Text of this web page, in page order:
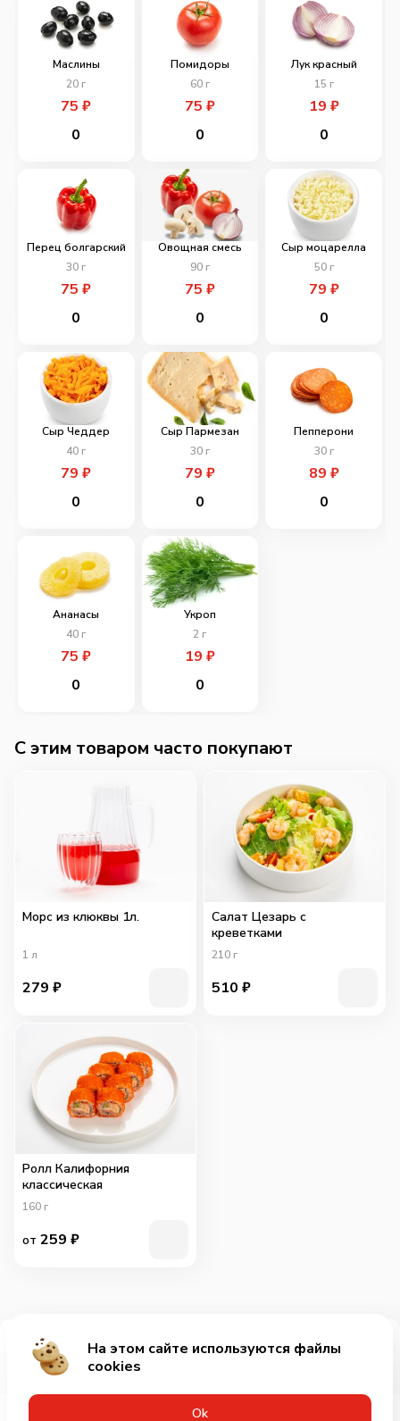
Маслины
20 г
75₽
0
Помидоры
60г
75 ₽
0
Лук красный
15 г
19 ₽
0
Перец болгарский
30 г
75₽
0
Овощная смесь
90г
75 ₽
0
Сыр моцарелла
50г
79 ₽
0
Сыр Чеддер
40 г
79₽
0
Сыр Пармезан
30г
79 ₽
0
Пепперони
30г
89 ₽
0
Ананасы
40 г
75₽
0
Укроп
2 г
19 ₽
0
Добавить за 700₽
C этим товаром часто покупают
Морс из клюквы 1л.
1 л
279 ₽
Салат Цезарь с
креветками
210 г
510 ₽
Ролл Калифорния
классическая
160 г
от 259 ₽
На этом сайте используются файлы
cookies
Оk